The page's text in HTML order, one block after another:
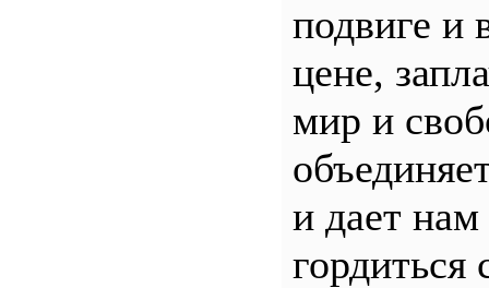
подвиге и
цене,
мир и
и дает
гордиться